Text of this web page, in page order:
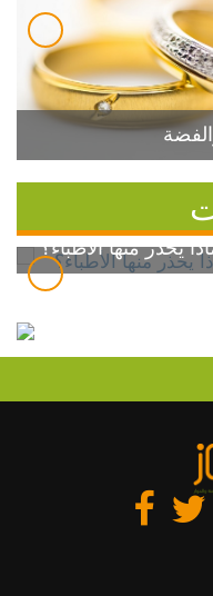
يحذر منها الأطباء؟